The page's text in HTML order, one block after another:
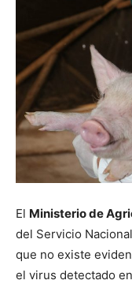
El Ministerio de
del Servicio
que no existe
el virus detectado